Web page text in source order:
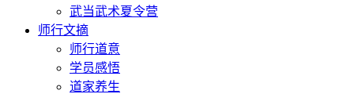
武当武术夏令营
师行文摘
师行道意
学员感悟
道家养生